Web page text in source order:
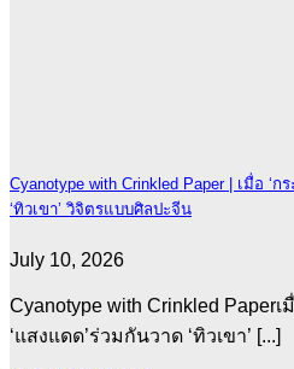
Cyanotype with Crinkled Paper | เมื่อ ‘
‘ทิวเขา’ วิจิตรแบบศิลปะจีน
July 10, 2026
Cyanotype with Crinkled Paperเ
‘แสงแดด’ร่วมกันวาด ‘ทิวเขา’ [...]